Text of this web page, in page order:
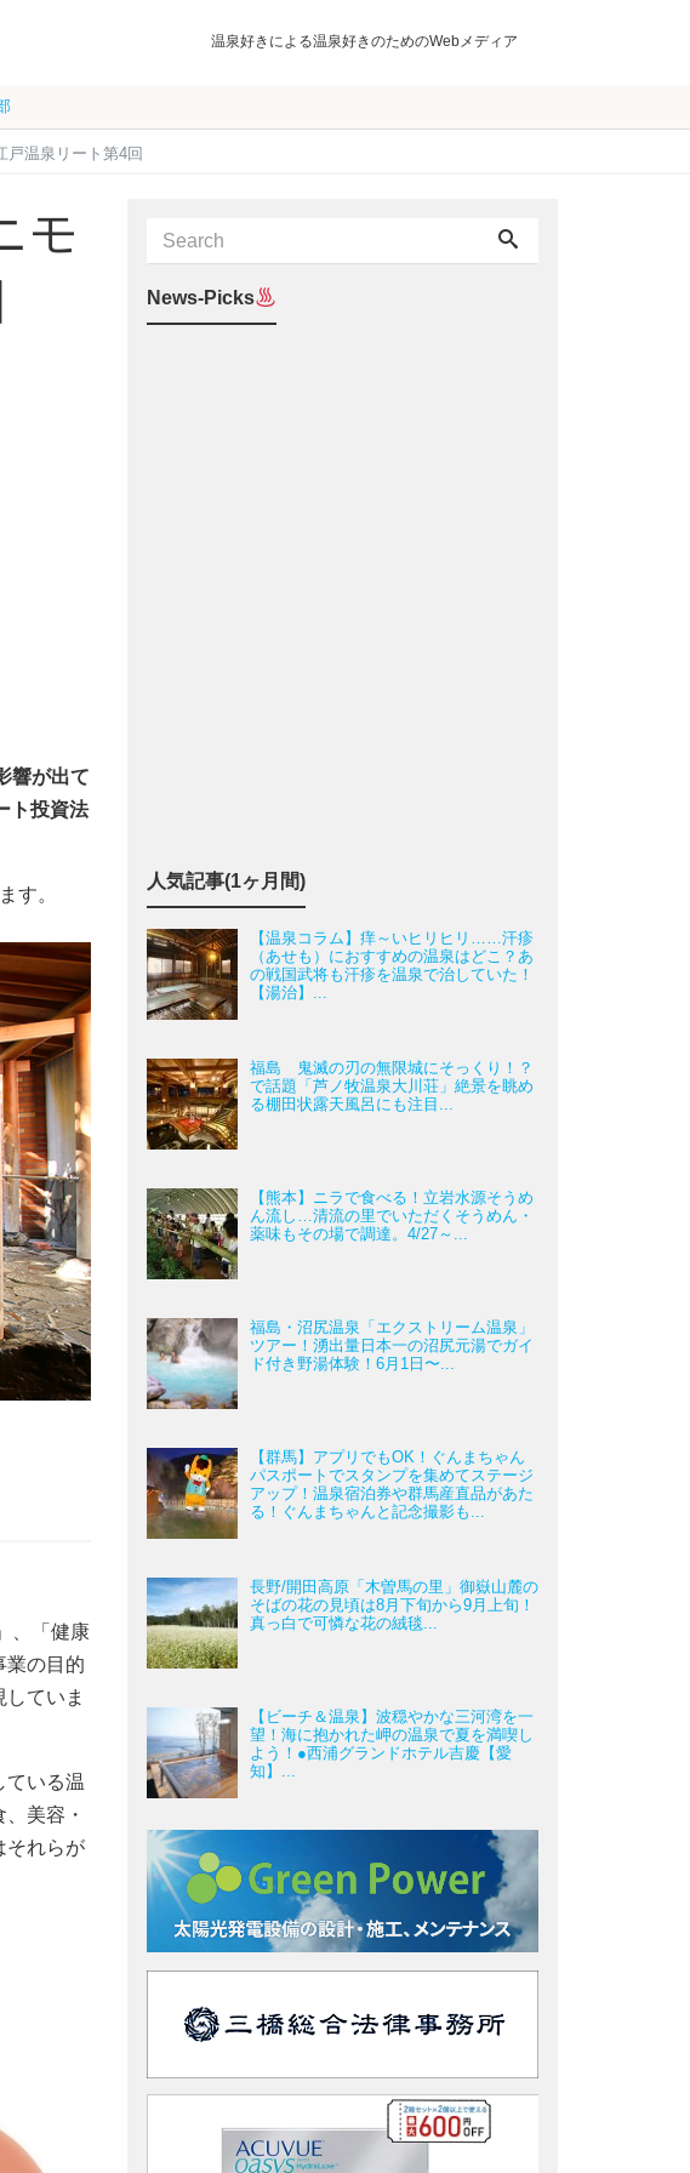
温泉好きによる温泉好きのためのWebメディア
温泉リート第4回
モ
響が出て
ト投資法
す。
、「健康
業の目的
ていま
ている温
美容・
それらが
News-Picks
人気記事(1ヶ月間)
【温泉コラム】痒～いヒリヒリ……汗疹
（あせも）におすすめの温泉はどこ？あ
の戦国武将も汗疹を温泉で治していた！
【湯治】...
福島 鬼滅の刃の無限城にそっくり！？
で話題「芦ノ牧温泉大川荘」絶景を眺め
る棚田状露天風呂にも注目...
【熊本】ニラで食べる！立岩水源そうめ
ん流し…清流の里でいただくそうめん・
薬味もその場で調達。4/27～...
福島・沼尻温泉「エクストリーム温泉」
ツアー！湧出量日本一の沼尻元湯でガイ
ド付き野湯体験！6月1日〜...
【群馬】アプリでもOK！ぐんまちゃん
パスポートでスタンプを集めてステージ
アップ！温泉宿泊券や群馬産直品があた
る！ぐんまちゃんと記念撮影も...
長野/開田高原「木曽馬の里」御嶽山麓の
そばの花の見頃は8月下旬から9月上旬！
真っ白で可憐な花の絨毯...
【ビーチ＆温泉】波穏やかな三河湾を一
望！海に抱かれた岬の温泉で夏を満喫し
よう！●西浦グランドホテル吉慶【愛
知】...